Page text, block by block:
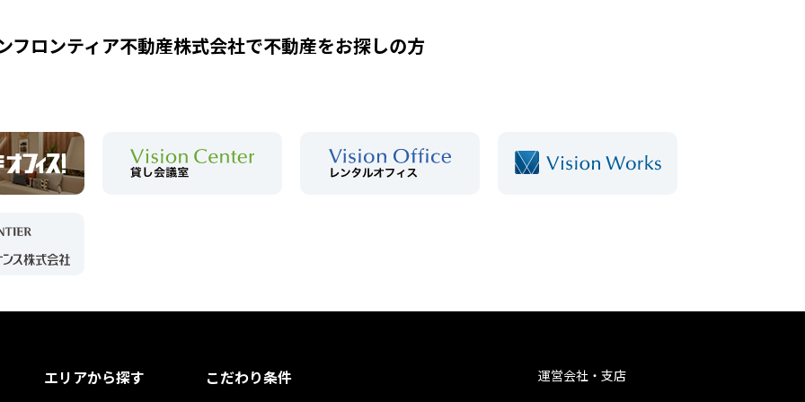
フロンティア不動産株式会社で不動産をお探しの方
エリアから探す こだわり条件
運営会社・支店